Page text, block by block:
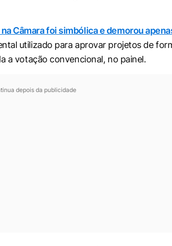
Câmara foi simbólica e demorou
utilizado para aprovar projetos de
a votação convencional, no painel.
depois da publicidade